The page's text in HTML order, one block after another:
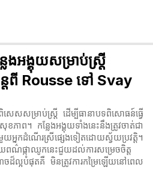
ងអង្គុយសម្រាប់ស្ត្រី
ពី Rousse ទៅ Svay
សេសសម្រាប់ស្ត្រី ដើម្បីធានាបទពិសោធន៍ធ្វើ
ភាព។ កន្លែងអង្គុយទាំងនេះនឹងត្រូវចាត់ជា
អ្នកដំណើរស្រីផ្សេងទៀតដោយស្វ័យប្រវត្តិ។
ពណ៌ផ្កាឈូកនេះជួយដល់ការសម្រេចចិត្ត
ល្អបំផុតគឺ មិនត្រូវការកម្រៃឡើយនៅពេល